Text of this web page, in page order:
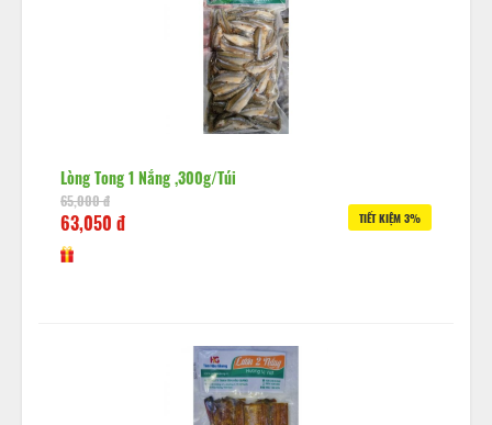
Lòng Tong 1 Nắng ,300g/túi
65,000 đ
63,050 đ TIẾT KIỆM 3%